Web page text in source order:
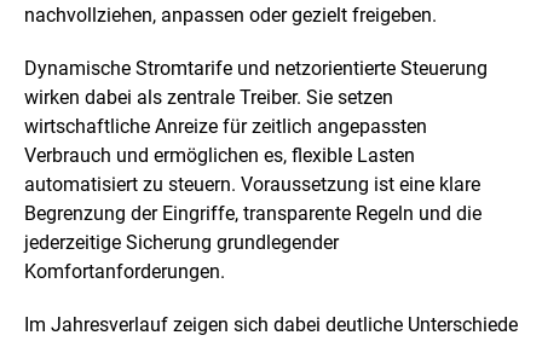
nachvollziehen, anpassen oder gezielt freigeben.
Dynamische Stromtarife und netzorientierte Steuerung
wirken dabei als zentrale Treiber. Sie setzen
wirtschaftliche Anreize für zeitlich angepassten
Verbrauch und ermöglichen es, flexible Lasten
automatisiert zu steuern. Voraussetzung ist eine klare
Begrenzung der Eingriffe, transparente Regeln und die
jederzeitige Sicherung grundlegender
Komfortanforderungen.
Im Jahresverlauf zeigen sich dabei deutliche Unterschiede